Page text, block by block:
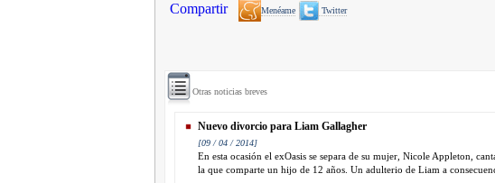
Compartir Menéame Twitter
Otras noticias breves
Nuevo divorcio para Liam Gallagher
[09 / 04 / 2014]
En esta ocasión el exOasis se separa de su mujer, Nicole Appleton,
la que comparte un hijo de 12 años. Un adulterio de Liam a